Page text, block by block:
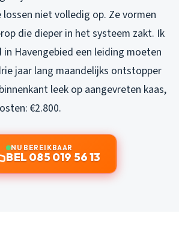
niet volledig op. Ze vormen
die dieper in het systeem zakt. Ik
in Havengebied een leiding moeten
jaar lang maandelijks ontstopper
leek op aangevreten kaas,
€2.800.
NU BEREIKBAAR
BEL 085 019 56 13